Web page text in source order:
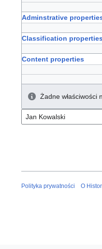
Adminstrative
Classification properties
Content properties
Żadne właściwości
Polityka prywatności O